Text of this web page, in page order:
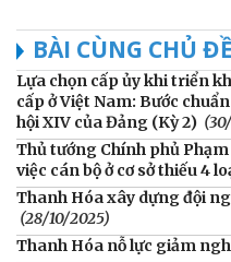
BÀI CÙNG CHỦ ĐỀ
Lựa chọn cấp ủy khi triển
cấp ở Việt Nam: Bước
hội XIV của Đảng (Kỳ 2)
Thủ tướng Chính phủ
việc cán bộ ở cơ sở thiếu 4
Thanh Hóa xây dựng đội
(28/10/2025)
Thanh Hóa nỗ lực giảm